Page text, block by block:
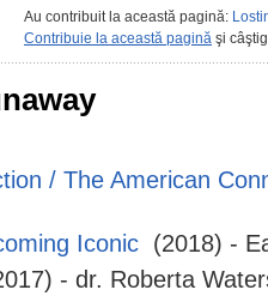
Au contribuit la această pagină:
Contribuie la această pagină şi
/ The American
Iconic (2018) -
- dr. Roberta